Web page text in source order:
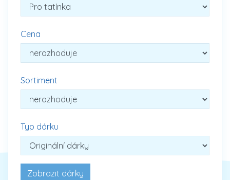
Cena
Sortiment
Typ dárku